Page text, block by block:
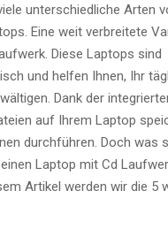
unterschiedliche Arten
Eine weit verbreitete
Diese Laptops sind
und helfen Ihnen, Ihr
Dank der
auf Ihrem Laptop
durchführen. Doch was
Laptop mit Cd
Artikel werden wir die 5